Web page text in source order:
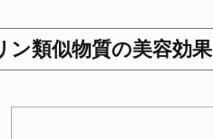
ン類似物質の美容効果